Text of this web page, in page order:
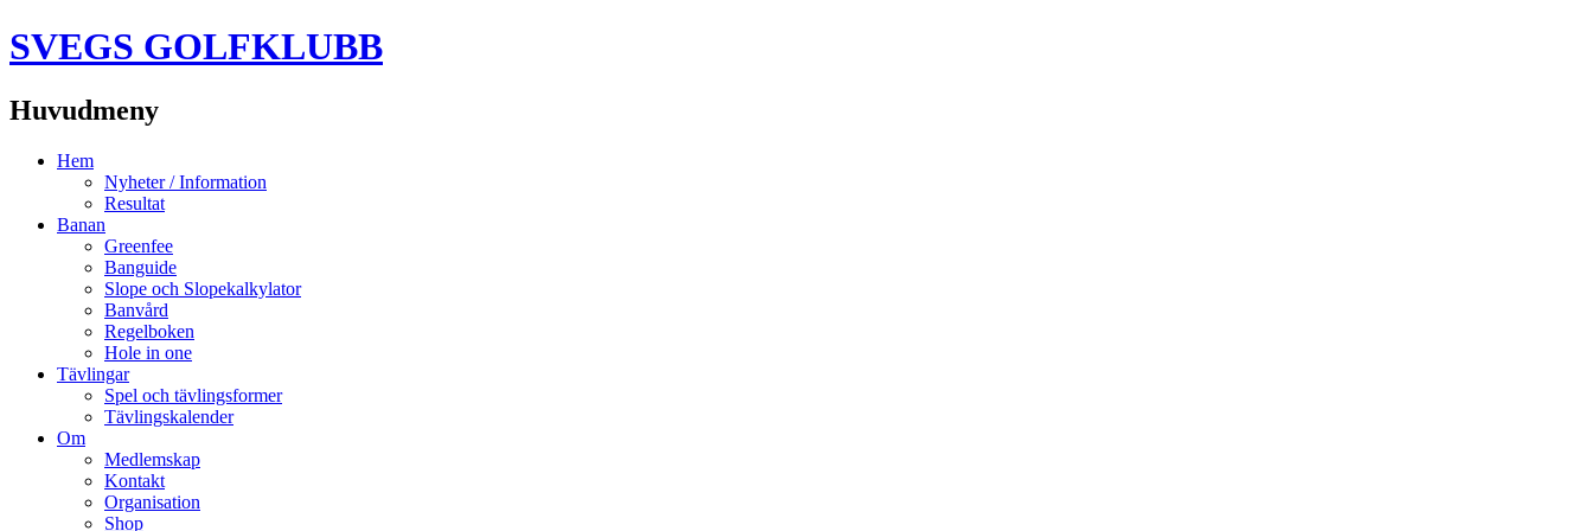
SVEGS GOLFKLUBB
Huvudmeny
HoppaHem
Nyheter / Information
Resultat
Banan
Greenfee
Banguide
Slope och Slopekalkylator
Banvård
Regelboken
Hole in one
Tävlingar
Spel och tävlingsformer
Tävlingskalender
Om
Medlemskap
Kontakt
Organisation
Shop